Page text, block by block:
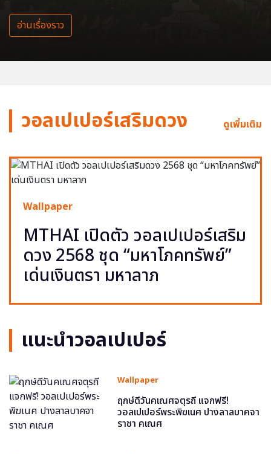
อ่านเรื่องราว
วอลเปเปอร์เสริมดวง ดูเพิ่มเติม
Wallpaper
MTHAI เปิดตัว วอลเปเปอร์เสริม
ดวง 2568 ชุด “มหาโภคทรัพย์”
เด่นเงินตรา มหาลาภ
แนะนำวอลเปเปอร์
Wallpaper
ฤกษ์ดีวันคเณศจตุรถี แจกฟรี!
วอลเปเปอร์พระพิฆเนศ ปางลาลบาคจา
ราชา คเณศ